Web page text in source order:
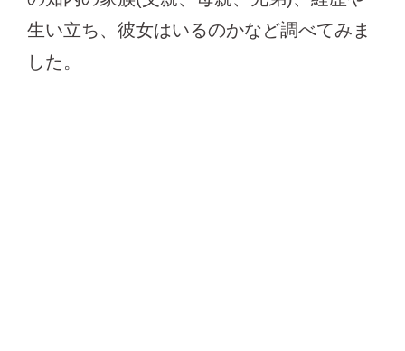
生い立ち、彼女はいるのかなど調べてみま
した。